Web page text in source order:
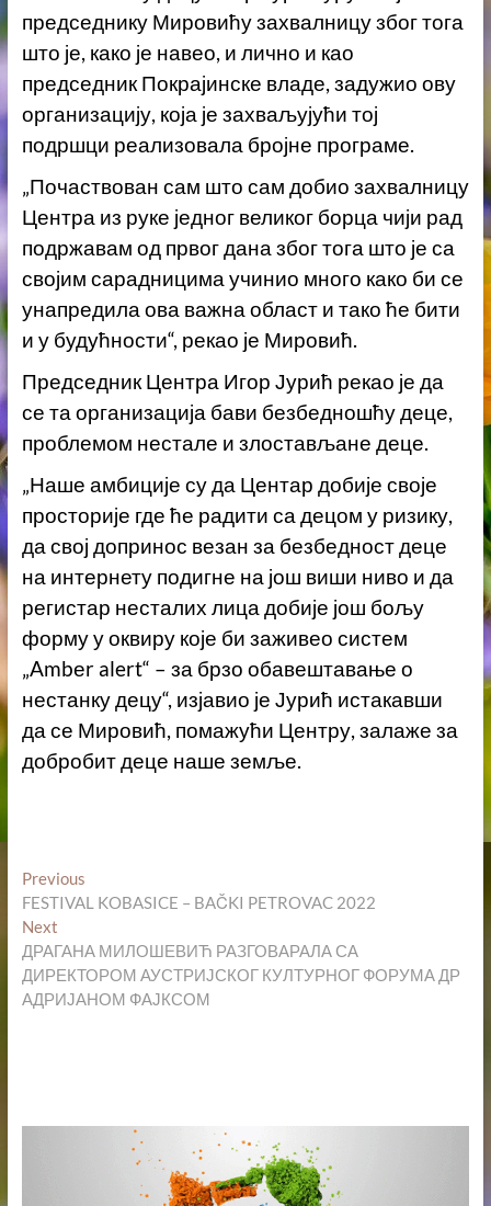
председнику Мировићу захвалницу због тога
што је, како је навео, и лично и као
председник Покрајинске владе, задужио ову
организацију, која је захваљујући тој
подршци реализовала бројне програме.
„Почаствован сам што сам добио захвалницу
Центра из руке једног великог борца чији рад
подржавам од првог дана због тога што је са
својим сарадницима учинио много како би се
унапредила ова важна област и тако ће бити
и у будућности“, рекао је Мировић.
Председник Центра Игор Јурић рекао је да
се та организација бави безбедношћу деце,
проблемом нестале и злостављане деце.
„Наше амбиције су да Центар добије своје
просторије где ће радити са децом у ризику,
да свој допринос везан за безбедност деце
на интернету подигне на још виши ниво и да
регистар несталих лица добије још бољу
форму у оквиру које би заживео систем
„Ambеr alert“ – за брзо обавештавање о
нестанку децу“, изјавио је Јурић истакавши
да се Мировић, помажући Центру, залаже за
добробит деце наше земље.
Кретање
чланка
PreviousPrevious
post:
FESTIVAL KOBASICE – BAČKI PETROVAC 2022
NextNext
post:
ДРАГАНА МИЛОШЕВИЋ РАЗГОВАРАЛА СА
ДИРЕКТОРОМ АУСТРИЈСКОГ КУЛТУРНОГ ФОРУМА ДР
АДРИЈАНОМ ФАЈКСОМ